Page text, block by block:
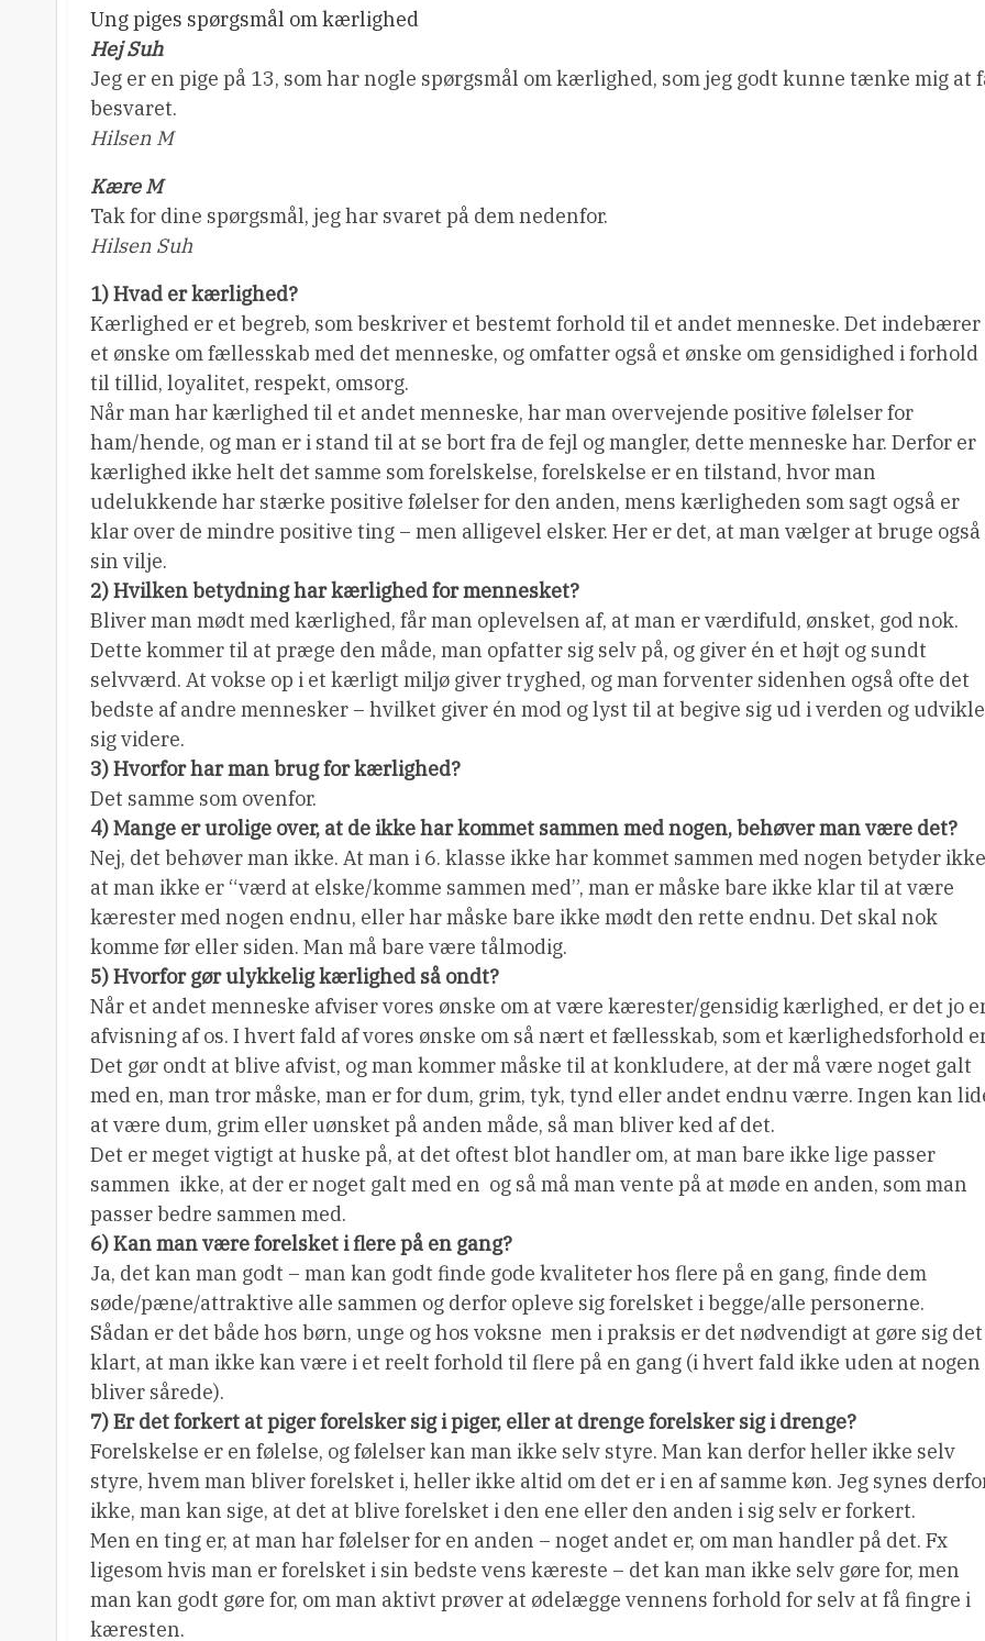
Ung piges spørgsmål om kærlighed
Hej Suh
Jeg er en pige på 13, som har nogle spørgsmål om kærlighed, som jeg godt kunne tænke mig at
besvaret.
Hilsen M
Kære M
Tak for dine spørgsmål, jeg har svaret på dem nedenfor.
Hilsen Suh
1) Hvad er kærlighed?
Kærlighed er et begreb, som beskriver et bestemt forhold til et andet menneske. Det indebærer
et ønske om fællesskab med det menneske, og omfatter også et ønske om gensidighed i forhold
til tillid, loyalitet, respekt, omsorg.
Når man har kærlighed til et andet menneske, har man overvejende positive følelser for
ham/hende, og man er i stand til at se bort fra de fejl og mangler, dette menneske har. Derfor er
kærlighed ikke helt det samme som forelskelse, forelskelse er en tilstand, hvor man
udelukkende har stærke positive følelser for den anden, mens kærligheden som sagt også er
klar over de mindre positive ting – men alligevel elsker. Her er det, at man vælger at bruge også
sin vilje.
2) Hvilken betydning har kærlighed for mennesket?
Bliver man mødt med kærlighed, får man oplevelsen af, at man er værdifuld, ønsket, god nok.
Dette kommer til at præge den måde, man opfatter sig selv på, og giver én et højt og sundt
selvværd. At vokse op i et kærligt miljø giver tryghed, og man forventer sidenhen også ofte det
bedste af andre mennesker – hvilket giver én mod og lyst til at begive sig ud i verden og udvikle
sig videre.
3) Hvorfor har man brug for kærlighed?
Det samme som ovenfor.
4) Mange er urolige over, at de ikke har kommet sammen med nogen, behøver man være det?
Nej, det behøver man ikke. At man i 6. klasse ikke har kommet sammen med nogen betyder
at man ikke er “værd at elske/komme sammen med”, man er måske bare ikke klar til at være
kærester med nogen endnu, eller har måske bare ikke mødt den rette endnu. Det skal nok
komme før eller siden. Man må bare være tålmodig.
5) Hvorfor gør ulykkelig kærlighed så ondt?
Når et andet menneske afviser vores ønske om at være kærester/gensidig kærlighed, er det jo
afvisning af os. I hvert fald af vores ønske om så nært et fællesskab, som et kærlighedsforhold
Det gør ondt at blive afvist, og man kommer måske til at konkludere, at der må være noget galt
med en, man tror måske, man er for dum, grim, tyk, tynd eller andet endnu værre. Ingen kan
at være dum, grim eller uønsket på anden måde, så man bliver ked af det.
Det er meget vigtigt at huske på, at det oftest blot handler om, at man bare ikke lige passer
sammen  ikke, at der er noget galt med en  og så må man vente på at møde en anden, som man
passer bedre sammen med.
6) Kan man være forelsket i flere på en gang?
Ja, det kan man godt – man kan godt finde gode kvaliteter hos flere på en gang, finde dem
søde/pæne/attraktive alle sammen og derfor opleve sig forelsket i begge/alle personerne.
Sådan er det både hos børn, unge og hos voksne  men i praksis er det nødvendigt at gøre sig det
klart, at man ikke kan være i et reelt forhold til flere på en gang (i hvert fald ikke uden at nogen
bliver sårede).
7) Er det forkert at piger forelsker sig i piger, eller at drenge forelsker sig i drenge?
Forelskelse er en følelse, og følelser kan man ikke selv styre. Man kan derfor heller ikke selv
styre, hvem man bliver forelsket i, heller ikke altid om det er i en af samme køn. Jeg synes
ikke, man kan sige, at det at blive forelsket i den ene eller den anden i sig selv er forkert.
Men en ting er, at man har følelser for en anden – noget andet er, om man handler på det. Fx
ligesom hvis man er forelsket i sin bedste vens kæreste – det kan man ikke selv gøre for, men
man kan godt gøre for, om man aktivt prøver at ødelægge vennens forhold for selv at få fingre i
kæresten.